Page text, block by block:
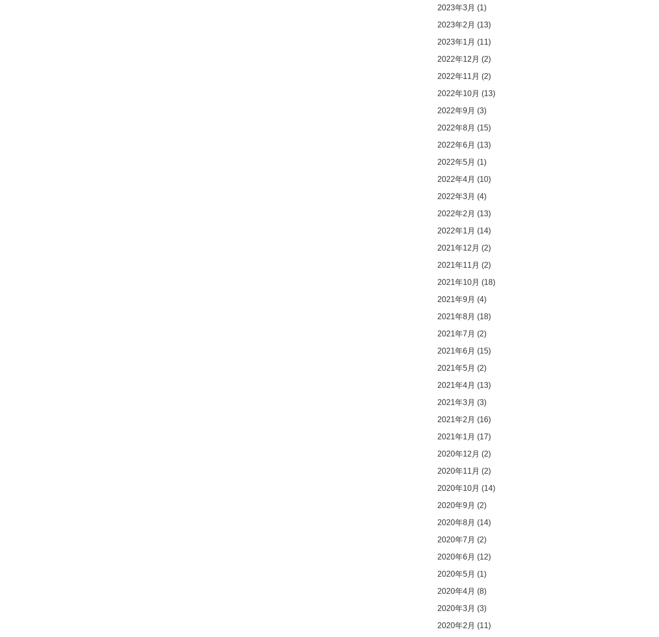
2023年3月 (1)
2023年2月 (13)
2023年1月 (11)
2022年12月 (2)
2022年11月 (2)
2022年10月 (13)
2022年9月 (3)
2022年8月 (15)
2022年6月 (13)
2022年5月 (1)
2022年4月 (10)
2022年3月 (4)
2022年2月 (13)
2022年1月 (14)
2021年12月 (2)
2021年11月 (2)
2021年10月 (18)
2021年9月 (4)
2021年8月 (18)
2021年7月 (2)
2021年6月 (15)
2021年5月 (2)
2021年4月 (13)
2021年3月 (3)
2021年2月 (16)
2021年1月 (17)
2020年12月 (2)
2020年11月 (2)
2020年10月 (14)
2020年9月 (2)
2020年8月 (14)
2020年7月 (2)
2020年6月 (12)
2020年5月 (1)
2020年4月 (8)
2020年3月 (3)
2020年2月 (11)